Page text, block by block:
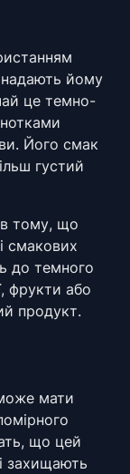
йому
це темно-
Його смак
густий
в тому, що
смакових
до темного
фрукти або
продукт.
мати
що цей
захищають